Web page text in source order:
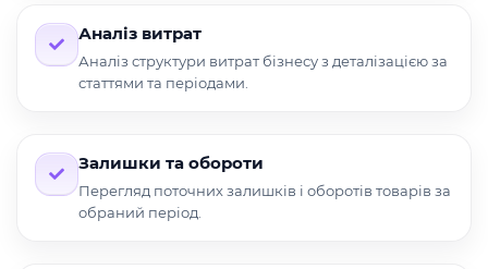
Аналіз витрат
Аналіз структури витрат бізнесу з деталізацією за
статтями та періодами.
Залишки та обороти
Перегляд поточних залишків і оборотів товарів за
обраний період.